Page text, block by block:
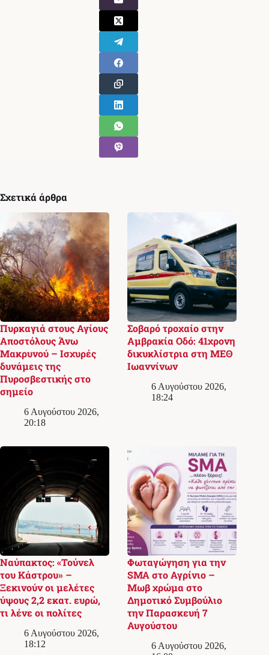
Σχετικά άρθρα
Πυρκαγιά στους Αγίους
Αποστόλους Άνω
Μακρυνού – Ισχυρές
δυνάμεις της
Πυροσβεστικής στο
σημείο
6 Αυγούστου 2026,
20:18
Σοβαρό τροχαίο στην
Αμβρακία Οδό: 41χρονη
δικυκλίστρια στη ΜΕΘ
Ιωαννίνων
6 Αυγούστου 2026,
18:24
Ναύπακτος: «Τούνελ
του Κάστρου» –
Ξεκινούν οι μελέτες
ύψους 2,2 εκατ. ευρώ,
τι λένε οι πολίτες
6 Αυγούστου 2026,
18:12
Φωταγώγηση για την
SMA στο Αγρίνιο –
Μωβ χρώμα στο
Δημοτικό Συμβούλιο
την Παρασκευή 7
Αυγούστου
6 Αυγούστου 2026,